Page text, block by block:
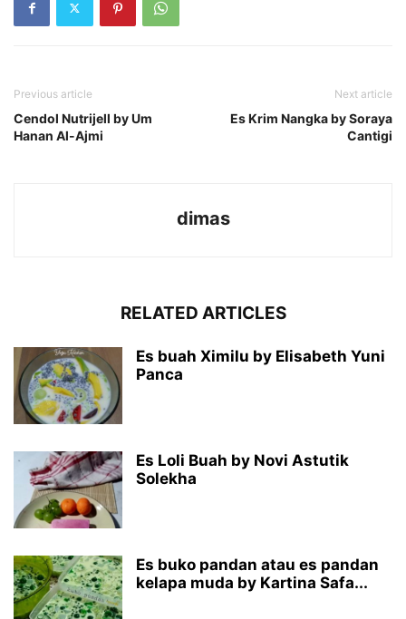
Previous article
Cendol Nutrijell by Um
Hanan Al-Ajmi
Next article
Es Krim Nangka by Soraya
Cantigi
dimas
RELATED ARTICLES
Es buah Ximilu by Elisabeth Yuni
Panca
Es Loli Buah by Novi Astutik
Solekha
Es buko pandan atau es pandan
kelapa muda by Kartina Safa...